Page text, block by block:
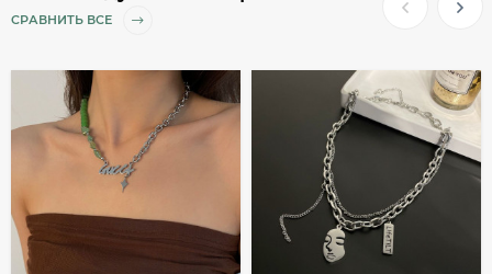
СРАВНИТЬ ВСЕ